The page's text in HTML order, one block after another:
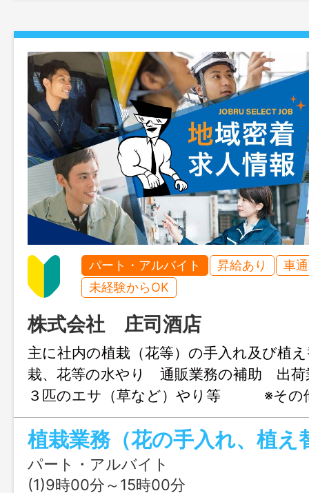
パート・アルバイト 昇給あり
車
未経験からOK
株式会社 庄司酒店
主に社内の植栽（花等）の手入れ及び植
栽、花等の水やり 通販業務の補助 出
３匹のエサ（草など）やり等 ※その
部署の応援業務を行う場合あり 「変更
し」
パート・アルバイト
(1)9時00分～15時00分